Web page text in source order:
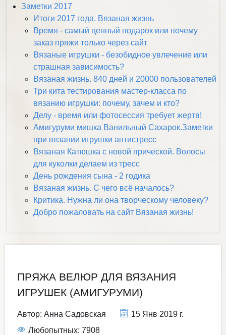
Заметки 2017
Итоги 2017 года. Вязаная жизнь
Время - самый ценный подарок или почему
заказ пряжи только через сайт
Вязаные игрушки - безобидное увлечение или
страшная зависимость?
Вязаная жизнь. 840 дней и 20000 пользователей
Три кита тестирования мастер-класса по
вязанию игрушки: почему, зачем и кто?
Делу - время или фотосессия требует жертв!
Амигуруми мишка Ванильный Сахарок.Заметки
при вязании игрушки антистресс
Вязаная Катюшка с новой прической. Волосы
для куколки делаем из тресс
День рождения сына - 2 годика
Вязаная жизнь. С чего всё началось?
Критика. Нужна ли она творческому человеку?
Добро пожаловать на сайт Вязаная жизнь!
ПРЯЖА ВЕЛЮР ДЛЯ ВЯЗАНИЯ
ИГРУШЕК (АМИГУРУМИ)
Автор: Анна Садовская
15 Янв 2019 г.
Любопытных: 7908